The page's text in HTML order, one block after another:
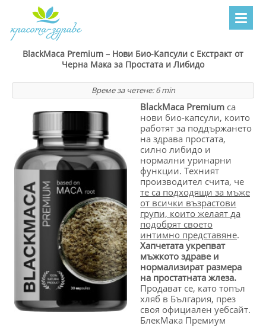
BlackMaca Premium – Нови Био-Капсули с Екстракт от
Черна Мака за Простата и Либидо
Време за четене:6 min
BlackMaca Premium са
нови био-капсули, които
работят за поддържането
на здрава простата,
силно либидо и
нормални уринарни
функции. Техният
производител счита, че
те са подходящи за мъже
от всички възрастови
групи, които желаят да
подобрят своето
интимно представяне.
Хапчетата укрепват
мъжкото здраве и
нормализират размера
на простатната жлеза.
Продават се, като топъл
хляб в България, през
своя официален уебсайт.
БлекМака Премиум